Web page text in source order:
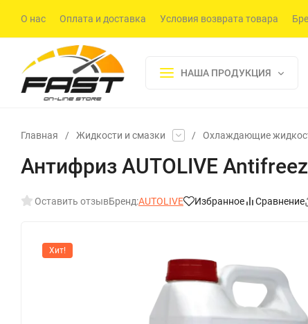
О нас Оплата и доставка Условия возврата товара
НАША ПРОДУКЦИЯ
Главная / Жидкости и смазки / Охлаждающие
Антифриз AUTOLIVE
Оставить отзывБренд:AUTOLIVE Избранное Сравнение
Хит!